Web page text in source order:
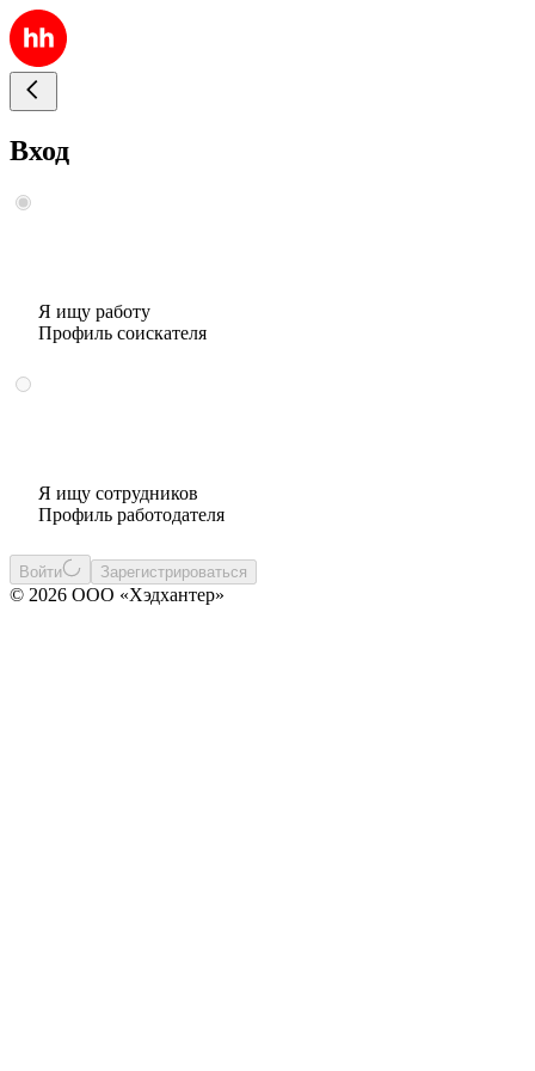
Вход
Я ищу работу
Профиль соискателя
Я ищу сотрудников
Профиль работодателя
Войти Зарегистрироваться
© 2026 ООО «Хэдхантер»